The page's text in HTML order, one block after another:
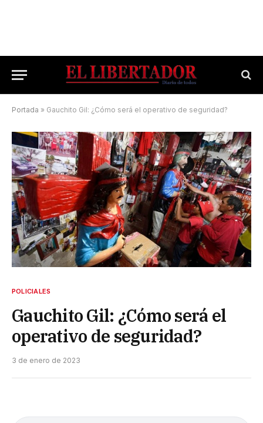
Portada » Gauchito Gil: ¿Cómo será el operativo de seguridad?
POLICIALES
Gauchito Gil: ¿Cómo será el
operativo de seguridad?
3 de enero de 2023